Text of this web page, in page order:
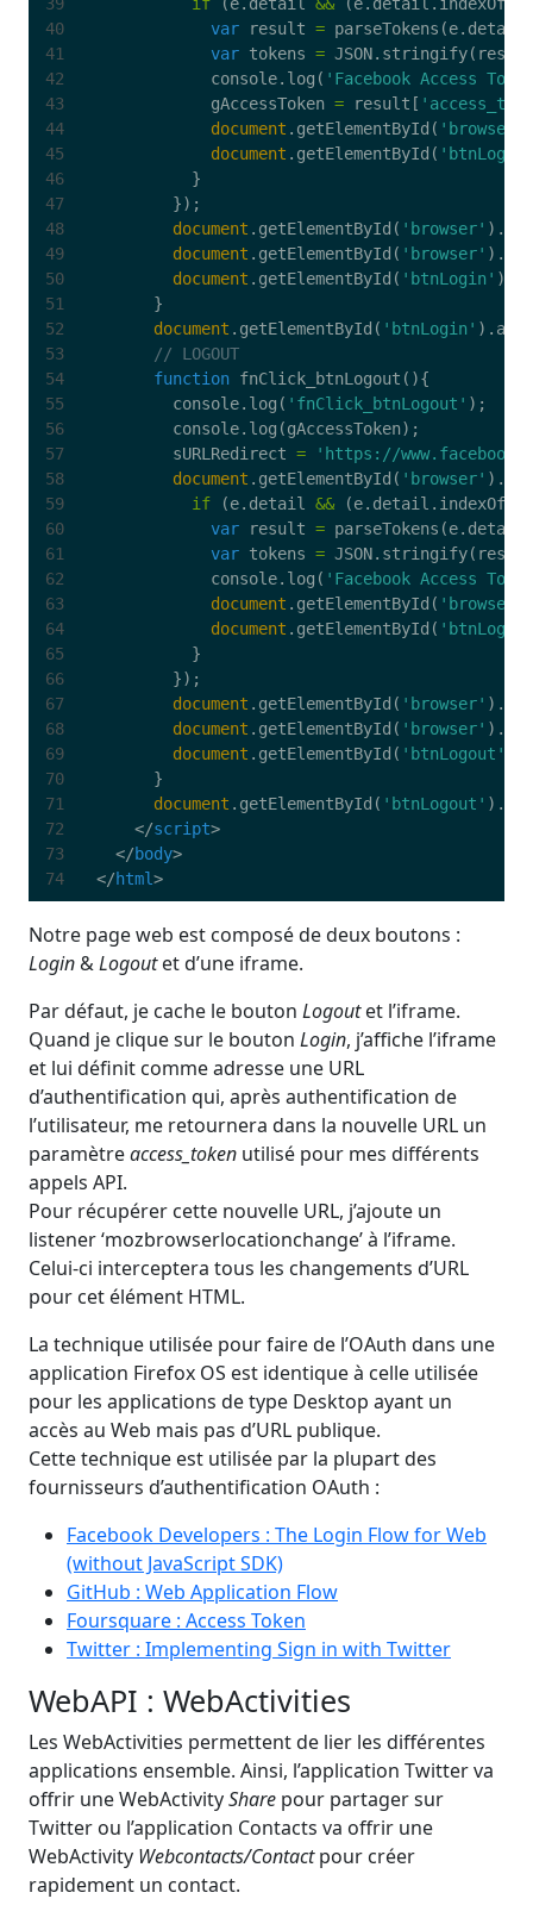
40
44
46
47
48
49
50
54
56
57
58
59
60
64
66
67
68
69
70
74
var
result = parseTokens (e. detail
var tokens = JSON. stringify( result
console. log ( 'Facebook Access
gAccessToken = result [
document . getElementById ( 'browser'
document . getElementById (
}
});
document . getElementById ( 'browser' ).
document . getElementById ( 'browser' ).
document . getElementById ( 'btnLogin' ).
}
document . getElementById ( 'btnLogin' ).
function fnClick_btnLogout (){
console. log ( 'fnClick_btnLogout' );
console. log (gAccessToken);
sURLRedirect =
'https://
document . getElementById ( 'browser' ).
if
(e. detail && (e. detail . indexOf
var
result = parseTokens (e. detail
var tokens = JSON. stringify( result
console. log ( 'Facebook Access
document . getElementById ( 'browser'
document . getElementById ( 'btnLogin'
}
});
document . getElementById ( 'browser' ).
document . getElementById ( 'browser' ).
document . getElementById ( 'btnLogout'
}
document . getElementById ( 'btnLogout' ).
</script>
</body>
</html>
Notre page web est composé de deux boutons :
Login&Logoutet d’une iframe.
Par défaut, je cache le bouton Logoutet l’iframe.
Quand je clique sur le bouton Login, j’affiche l’iframe
et lui définit comme adresse une URL
d’authentification qui, après authentification de
l’utilisateur, me retournera dans la nouvelle URL un
paramètreaccess_token utilisé pour mes différents
appels API.
Pour récupérer cette nouvelle URL, j’ajoute un
listener ‘mozbrowserlocationchange’ à l’iframe.
Celui-ci interceptera tous les changements d’URL
pour cet élément HTML.
La technique utilisée pour faire de l’OAuth dans une
application Firefox OS est identique à celle utilisée
pour les applications de type Desktop ayant un
accès au Web mais pas d’URL publique.
Cette technique est utilisée par la plupart des
fournisseurs d’authentification OAuth :
Facebook Developers : The Login Flow for Web
(without JavaScript SDK)
GitHub : Web Application Flow
Foursquare : Access Token
Twitter : Implementing Sign in with Twitter
WebAPI : WebActivities
Les WebActivities permettent de lier les différentes
applications ensemble. Ainsi, l’application Twitter va
offrir une WebActivityShare pour partager sur
Twitter ou l’application Contacts va offrir une
WebActivity Webcontacts/Contactpour créer
rapidement un contact.